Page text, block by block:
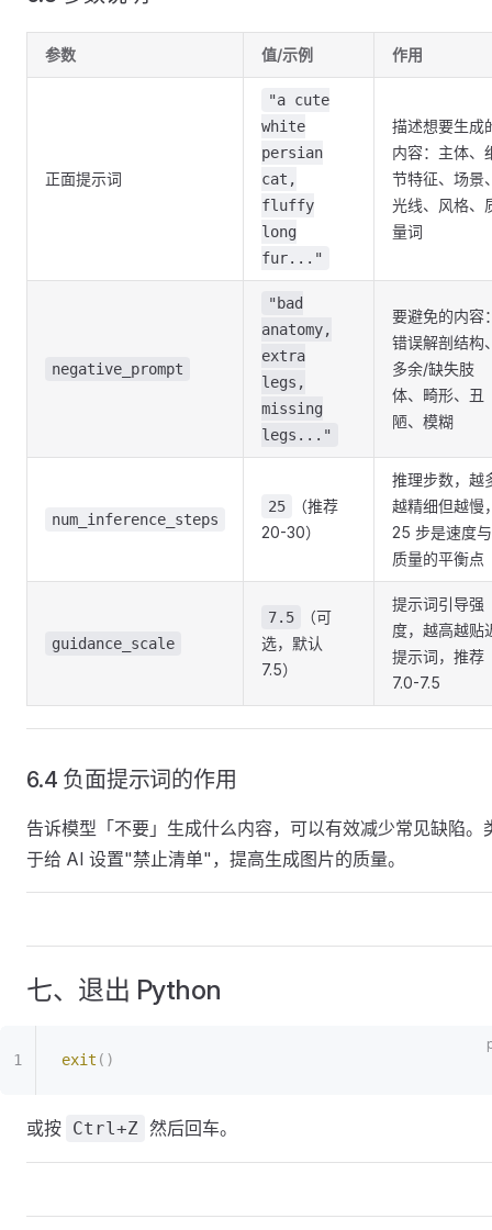
参数 值/示例 作用
正面提示词
"a cute
white
persian
cat,
fluffy
long
fur..."
描述想要生成
内容：主体、
节特征、场景
光线、风格、
量词
negative_prompt
"bad
anatomy,
extra
legs,
missing
legs..."
要避免的内容
错误解剖结构
多余/缺失肢
体、畸形、丑
陋、模糊
num_inference_steps
25
（推荐
20-30）
推理步数，越
越精细但越慢
25 步是速度与
质量的平衡点
guidance_scale
7.5
（可
选，默认
7.5）
提示词引导强
度，越高越贴
提示词，推荐
7.0-7.5
6.4 负面提示词的作用
告诉模型「不要」生成什么内容，可以有效减少常见缺陷。
于给 AI 设置"禁止清单"，提高生成图片的质量。
七、退出 Python
exit ()
或按 Ctrl+Z 然后回车。